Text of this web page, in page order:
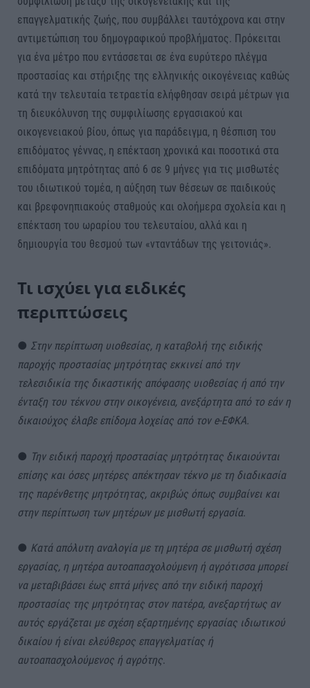
επαγγελματικής ζωής, που συμβάλλει ταυτόχρονα και στην
αντιμετώπιση του δημογραφικού προβλήματος. Πρόκειται
για ένα μέτρο που εντάσσεται σε ένα ευρύτερο πλέγμα
προστασίας και στήριξης της ελληνικής οικογένειας καθώς
κατά την τελευταία τετραετία ελήφθησαν σειρά μέτρων για
τη διευκόλυνση της συμφιλίωσης εργασιακού και
οικογενειακού βίου, όπως για παράδειγμα, η θέσπιση του
επιδόματος γέννας, η επέκταση χρονικά και ποσοτικά στα
επιδόματα μητρότητας από 6 σε 9 μήνες για τις μισθωτές
του ιδιωτικού τομέα, η αύξηση των θέσεων σε παιδικούς
και βρεφονηπιακούς σταθμούς και ολοήμερα σχολεία και η
επέκταση του ωραρίου του τελευταίου, αλλά και η
δημιουργία του θεσμού των «νταντάδων της γειτονιάς».
Τι ισχύει για ειδικές
περιπτώσεις
● Στην περίπτωση υιοθεσίας, η καταβολή της ειδικής
παροχής προστασίας μητρότητας εκκινεί από την
τελεσιδικία της δικαστικής απόφασης υιοθεσίας ή από την
ένταξη του τέκνου στην οικογένεια, ανεξάρτητα από το εάν η
δικαιούχος έλαβε επίδομα λοχείας από τον e-ΕΦΚΑ.
● Την ειδική παροχή προστασίας μητρότητας δικαιούνται
επίσης και όσες μητέρες απέκτησαν τέκνο με τη διαδικασία
της παρένθετης μητρότητας, ακριβώς όπως συμβαίνει και
στην περίπτωση των μητέρων με μισθωτή εργασία.
● Κατά απόλυτη αναλογία με τη μητέρα σε μισθωτή σχέση
εργασίας, η μητέρα αυτοαπασχολούμενη ή αγρότισσα μπορεί
να μεταβιβάσει έως επτά μήνες από την ειδική παροχή
προστασίας της μητρότητας στον πατέρα, ανεξαρτήτως αν
αυτός εργάζεται με σχέση εξαρτημένης εργασίας ιδιωτικού
δικαίου ή είναι ελεύθερος επαγγελματίας ή
αυτοαπασχολούμενος ή αγρότης.